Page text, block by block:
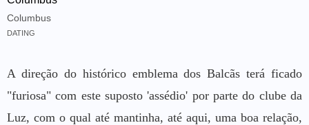
Columbus
DATING
A direção do histórico emblema dos Balcãs terá ficado
"furiosa" com este suposto 'assédio' por parte do clube da
Luz, com o qual até mantinha, até aqui, uma boa relação,